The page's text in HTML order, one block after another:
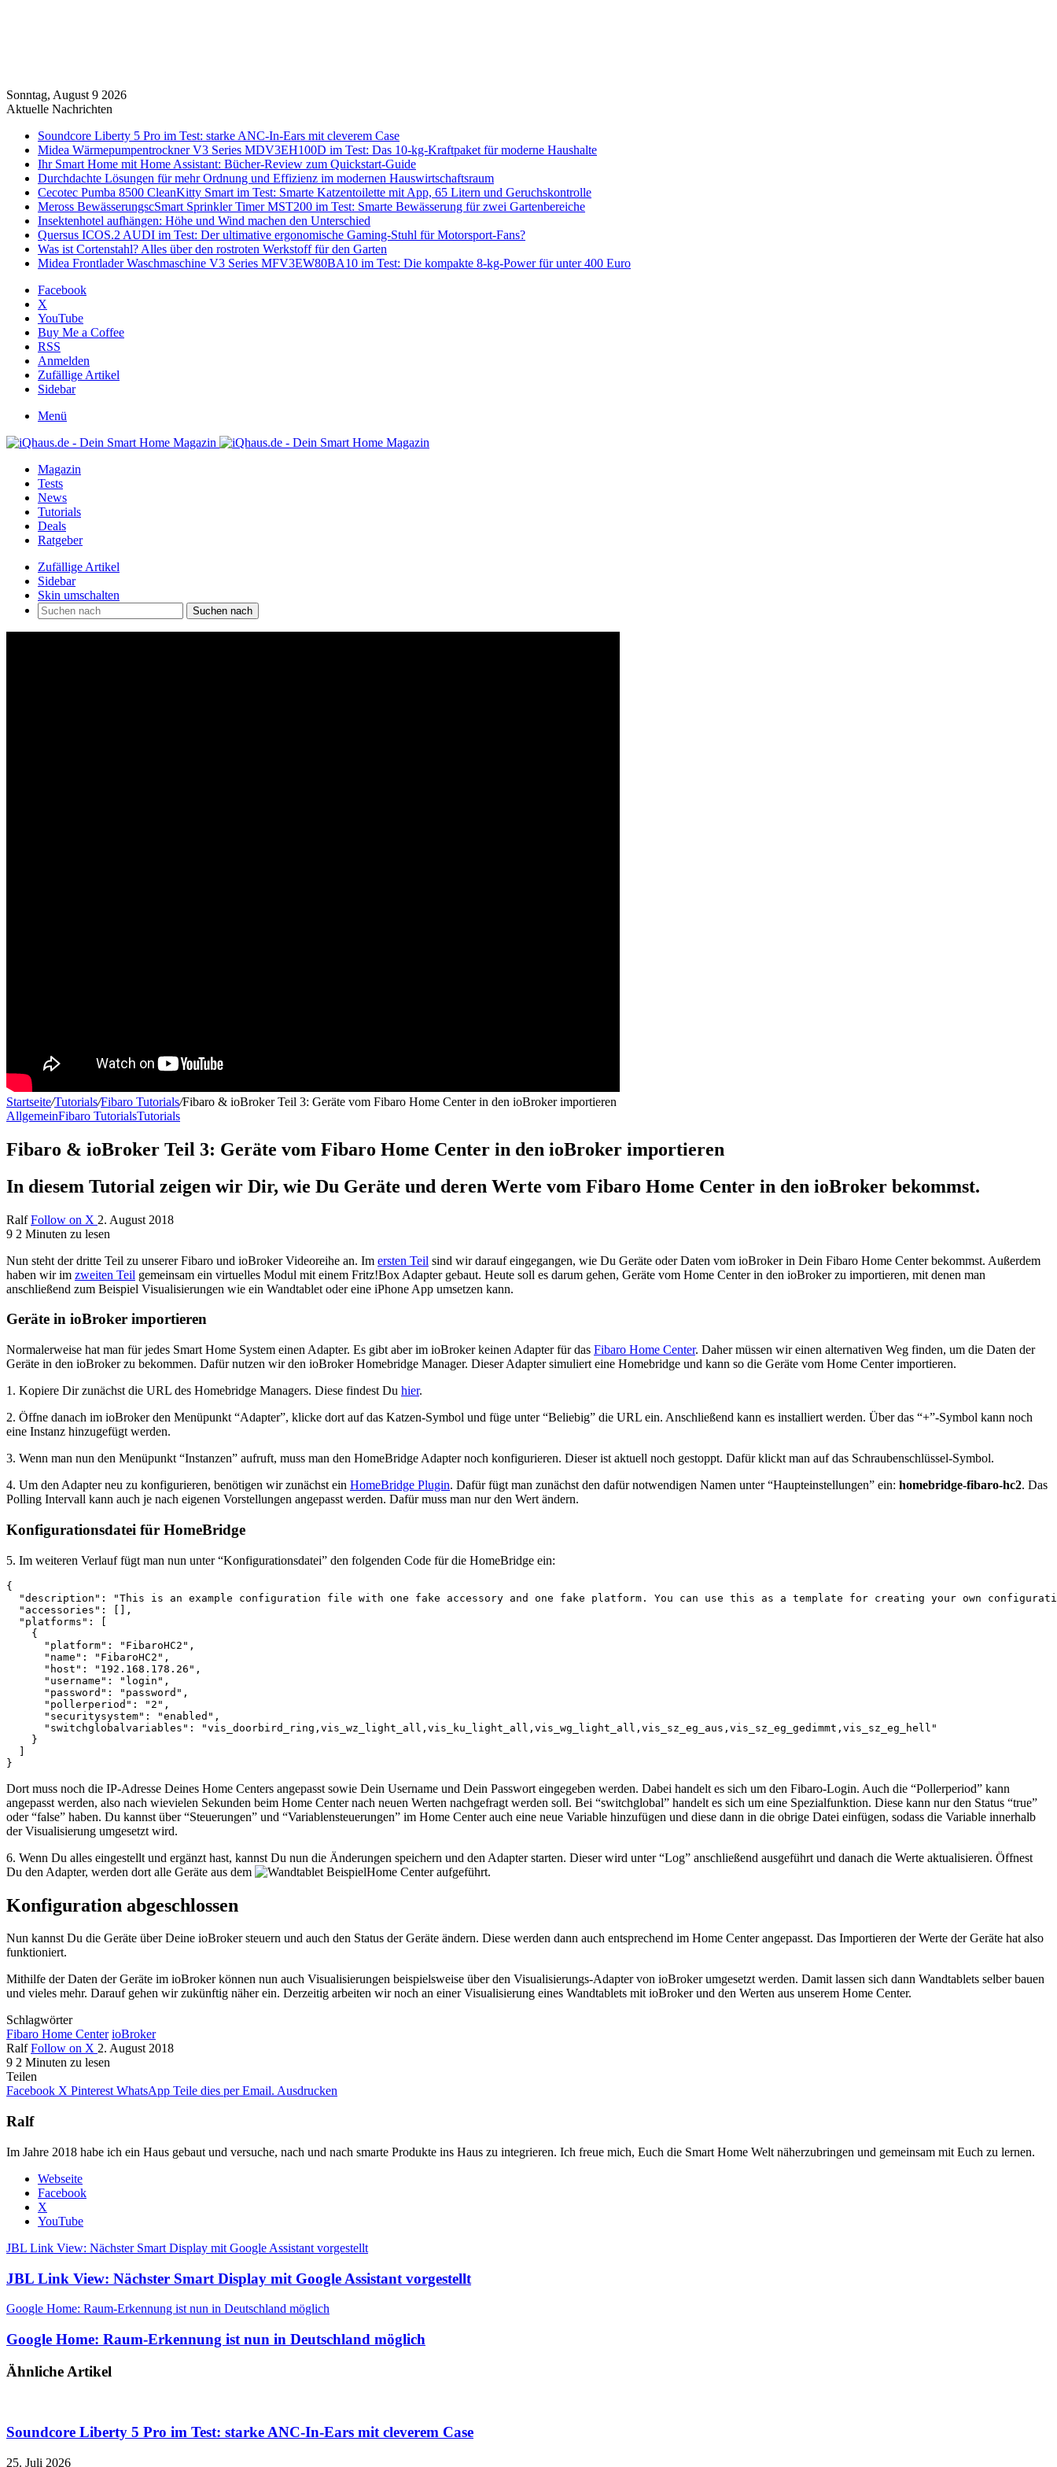
Sonntag, August 9 2026
Aktuelle Nachrichten
Soundcore Liberty 5 Pro im Test: starke ANC-In-Ears mit cleverem Case
Midea Wärmepumpentrockner V3 Series MDV3EH100D im Test: Das 10-kg-Kraftpaket für moderne Haushalte
Ihr Smart Home mit Home Assistant: Bücher-Review zum Quickstart-Guide
Durchdachte Lösungen für mehr Ordnung und Effizienz im modernen Hauswirtschaftsraum
Cecotec Pumba 8500 CleanKitty Smart im Test: Smarte Katzentoilette mit App, 65 Litern und Geruchskontrolle
Meross BewässerungscSmart Sprinkler Timer MST200 im Test: Smarte Bewässerung für zwei Gartenbereiche
Insektenhotel aufhängen: Höhe und Wind machen den Unterschied
Quersus ICOS.2 AUDI im Test: Der ultimative ergonomische Gaming-Stuhl für Motorsport-Fans?
Was ist Cortenstahl? Alles über den rostroten Werkstoff für den Garten
Midea Frontlader Waschmaschine V3 Series MFV3EW80BA10 im Test: Die kompakte 8-kg-Power für unter 400 Euro
Facebook
X
YouTube
Buy Me a Coffee
RSS
Anmelden
Zufällige Artikel
Sidebar
Menü
Magazin
Tests
News
Tutorials
Deals
Ratgeber
Zufällige Artikel
Sidebar
Skin umschalten
Suchen nach
Startseite/Tutorials/Fibaro Tutorials/Fibaro & ioBroker Teil 3: Geräte vom Fibaro Home Center in den ioBroker importieren
AllgemeinFibaro TutorialsTutorials
Fibaro & ioBroker Teil 3: Geräte vom Fibaro Home Center in den ioBroker importieren
In diesem Tutorial zeigen wir Dir, wie Du Geräte und deren Werte vom Fibaro Home Center in den ioBroker bekommst.
Ralf Follow on X 2. August 2018
9 2 Minuten zu lesen
Nun steht der dritte Teil zu unserer Fibaro und ioBroker Videoreihe an. Im ersten Teil sind wir darauf eingegangen, wie Du Geräte oder Daten vom ioBroker in Dein Fibaro Home Center bekommst. Außerdem
haben wir im zweiten Teil gemeinsam ein virtuelles Modul mit einem Fritz!Box Adapter gebaut. Heute soll es darum gehen, Geräte vom Home Center in den ioBroker zu importieren, mit denen man
anschließend zum Beispiel Visualisierungen wie ein Wandtablet oder eine iPhone App umsetzen kann.
Geräte in ioBroker importieren
Normalerweise hat man für jedes Smart Home System einen Adapter. Es gibt aber im ioBroker keinen Adapter für das Fibaro Home Center. Daher müssen wir einen alternativen Weg finden, um die Daten der
Geräte in den ioBroker zu bekommen. Dafür nutzen wir den ioBroker Homebridge Manager. Dieser Adapter simuliert eine Homebridge und kann so die Geräte vom Home Center importieren.
1. Kopiere Dir zunächst die URL des Homebridge Managers. Diese findest Du hier.
2. Öffne danach im ioBroker den Menüpunkt “Adapter”, klicke dort auf das Katzen-Symbol und füge unter “Beliebig” die URL ein. Anschließend kann es installiert werden. Über das “+”-Symbol kann noch
eine Instanz hinzugefügt werden.
3. Wenn man nun den Menüpunkt “Instanzen” aufruft, muss man den HomeBridge Adapter noch konfigurieren. Dieser ist aktuell noch gestoppt. Dafür klickt man auf das Schraubenschlüssel-Symbol.
4. Um den Adapter neu zu konfigurieren, benötigen wir zunächst ein HomeBridge Plugin. Dafür fügt man zunächst den dafür notwendigen Namen unter “Haupteinstellungen” ein: homebridge-fibaro-hc2. Das
Polling Intervall kann auch je nach eigenen Vorstellungen angepasst werden. Dafür muss man nur den Wert ändern.
Konfigurationsdatei für HomeBridge
5. Im weiteren Verlauf fügt man nun unter “Konfigurationsdatei” den folgenden Code für die HomeBridge ein:
{
"description": "This is an example configuration file with one fake accessory and one fake platform. You can use this as a template for creating your own
  "accessories": [],
  "platforms": [
    {
      "platform": "FibaroHC2",
      "name": "FibaroHC2",
      "host": "192.168.178.26",
      "username": "login",
      "password": "password",
      "pollerperiod": "2",
      "securitysystem": "enabled",
      "switchglobalvariables": "vis_doorbird_ring,vis_wz_light_all,vis_ku_light_all,vis_wg_light_all,vis_sz_eg_aus,vis_sz_eg_gedimmt,vis_sz_eg_hell"
    }
  ]
}
Dort muss noch die IP-Adresse Deines Home Centers angepasst sowie Dein Username und Dein Passwort eingegeben werden. Dabei handelt es sich um den Fibaro-Login. Auch die “Pollerperiod” kann
angepasst werden, also nach wievielen Sekunden beim Home Center nach neuen Werten nachgefragt werden soll. Bei “switchglobal” handelt es sich um eine Spezialfunktion. Diese kann nur den Status “true”
oder “false” haben. Du kannst über “Steuerungen” und “Variablensteuerungen” im Home Center auch eine neue Variable hinzufügen und diese dann in die obrige Datei einfügen, sodass die Variable innerhalb
der Visualisierung umgesetzt wird.
6. Wenn Du alles eingestellt und ergänzt hast, kannst Du nun die Änderungen speichern und den Adapter starten. Dieser wird unter “Log” anschließend ausgeführt und danach die Werte aktualisieren. Öffnest
Du den Adapter, werden dort alle Geräte aus dem
Home Center aufgeführt.
Konfiguration abgeschlossen
Nun kannst Du die Geräte über Deine ioBroker steuern und auch den Status der Geräte ändern. Diese werden dann auch entsprechend im Home Center angepasst. Das Importieren der Werte der Geräte hat also
funktioniert.
Mithilfe der Daten der Geräte im ioBroker können nun auch Visualisierungen beispielsweise über den Visualisierungs-Adapter von ioBroker umgesetzt werden. Damit lassen sich dann Wandtablets selber bauen
und vieles mehr. Darauf gehen wir zukünftig näher ein. Derzeitig arbeiten wir noch an einer Visualisierung eines Wandtablets mit ioBroker und den Werten aus unserem Home Center.
Schlagwörter
Fibaro Home Center ioBroker
Ralf Follow on X 2. August 2018
9 2 Minuten zu lesen
Teilen
Facebook X Pinterest WhatsApp Teile dies per Email. Ausdrucken
Ralf
Im Jahre 2018 habe ich ein Haus gebaut und versuche, nach und nach smarte Produkte ins Haus zu integrieren. Ich freue mich, Euch die Smart Home Welt näherzubringen und gemeinsam mit Euch zu lernen.
Webseite
Facebook
X
YouTube
JBL Link View: Nächster Smart Display mit Google Assistant vorgestellt
JBL Link View: Nächster Smart Display mit Google Assistant vorgestellt
Google Home: Raum-Erkennung ist nun in Deutschland möglich
Google Home: Raum-Erkennung ist nun in Deutschland möglich
Ähnliche Artikel
Soundcore Liberty 5 Pro im Test: starke ANC-In-Ears mit cleverem Case
25. Juli 2026